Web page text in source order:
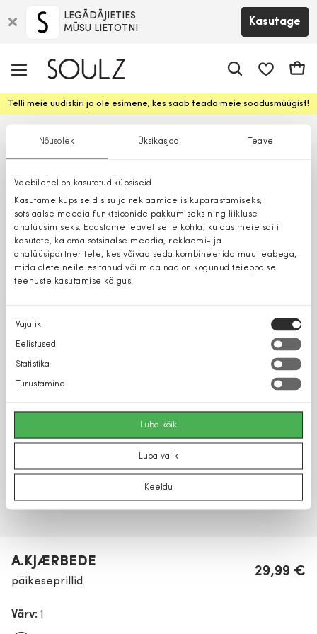
Nõusolek Üksikasjad Teave
Veebilehel on kasutatud küpsiseid.
Kasutame küpsiseid sisu ja reklaamide isikupärastamiseks,
sotsiaalse meedia funktsioonide pakkumiseks ning liikluse
analüüsimiseks. Edastame teavet selle kohta, kuidas meie saiti
kasutate, ka oma sotsiaalse meedia, reklaami- ja
analüüsipartneritele, kes võivad seda kombineerida muu teabega,
mida olete neile esitanud või mida nad on kogunud teiepoolse
teenuste kasutamise käigus.
Nõusoleku
valik
Vajalik
Eelistused
Statistika
Turustamine
Luba kõik
Luba valik
Keeldu
LEGĀDĀJIETIES
MŪSU LIETOTNI
Kasutage
Telli meie uudiskiri ja ole esimene, kes saab teada meie soodusmüügist!
A.KJÆRBEDE
päikeseprillid
29,99 €
Värv: 1